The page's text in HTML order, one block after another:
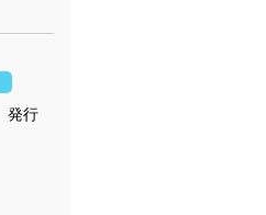
発行